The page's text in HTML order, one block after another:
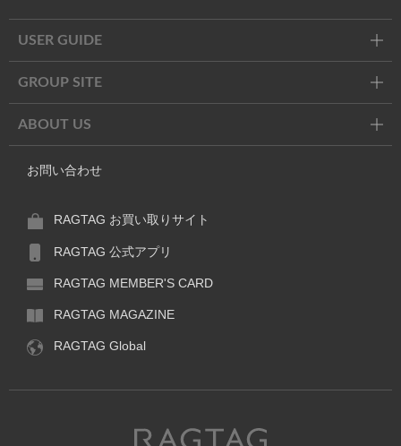
USER GUIDE
GROUP SITE
ABOUT US
お問い合わせ
RAGTAG お買い取りサイト
RAGTAG 公式アプリ
RAGTAG MEMBER'S CARD
RAGTAG MAGAZINE
RAGTAG Global